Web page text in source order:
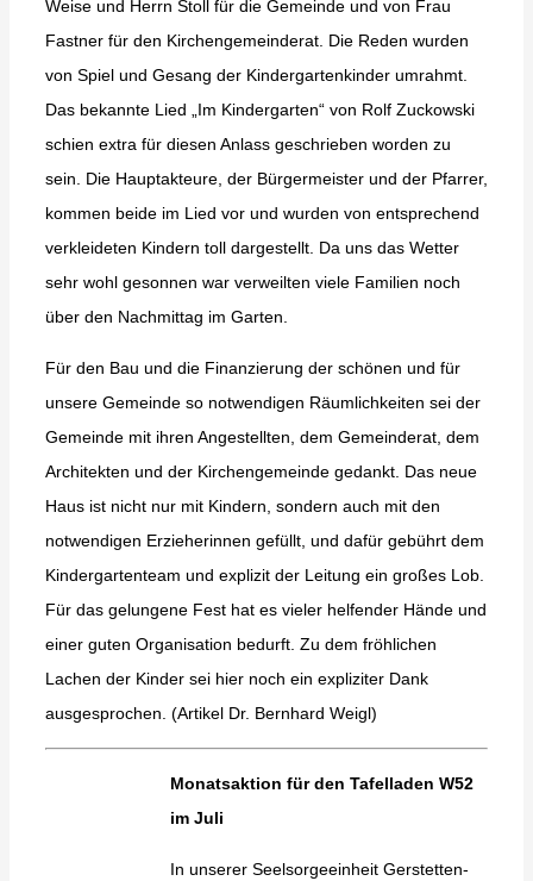
Weise und Herrn Stoll für die Gemeinde und von Frau
Fastner für den Kirchengemeinderat. Die Reden wurden
von Spiel und Gesang der Kindergartenkinder umrahmt.
Das bekannte Lied „Im Kindergarten“ von Rolf Zuckowski
schien extra für diesen Anlass geschrieben worden zu
sein. Die Hauptakteure, der Bürgermeister und der Pfarrer,
kommen beide im Lied vor und wurden von entsprechend
verkleideten Kindern toll dargestellt. Da uns das Wetter
sehr wohl gesonnen war verweilten viele Familien noch
über den Nachmittag im Garten.
Für den Bau und die Finanzierung der schönen und für
unsere Gemeinde so notwendigen Räumlichkeiten sei der
Gemeinde mit ihren Angestellten, dem Gemeinderat, dem
Architekten und der Kirchengemeinde gedankt. Das neue
Haus ist nicht nur mit Kindern, sondern auch mit den
notwendigen Erzieherinnen gefüllt, und dafür gebührt dem
Kindergartenteam und explizit der Leitung ein großes Lob.
Für das gelungene Fest hat es vieler helfender Hände und
einer guten Organisation bedurft. Zu dem fröhlichen
Lachen der Kinder sei hier noch ein expliziter Dank
ausgesprochen. (Artikel Dr. Bernhard Weigl)
Monatsaktion für den Tafelladen W52
im Juli
In unserer Seelsorgeeinheit Gerstetten-